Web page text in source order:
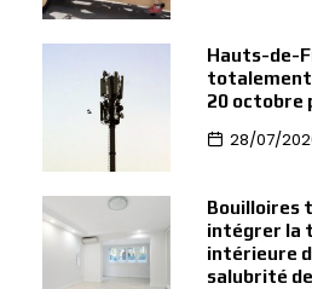
Hauts-de-
totalement
20 octobre
28/07/
Bouilloires
intégrer la
intérieure
salubrité